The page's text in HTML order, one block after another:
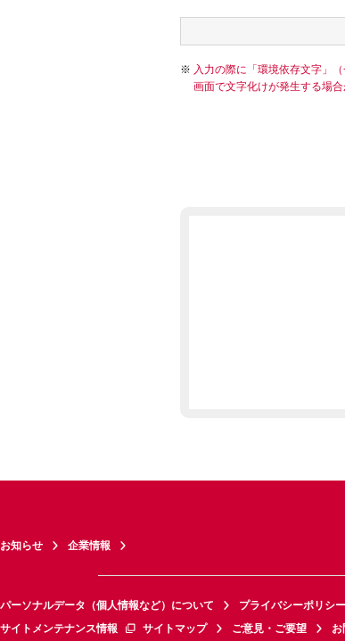
入力の際に「環境依存文字」
画面で文字化けが発生する場
お知らせ 企業情報
パーソナルデータ（個人情報など）について プライバシーポリシー
サイトメンテナンス情報
サイトマップ ご意見・ご要望 お